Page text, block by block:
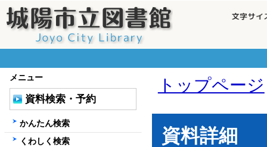
トップページ
資料詳細
メニュー
資料検索・予約
かんたん検索
くわしく検索